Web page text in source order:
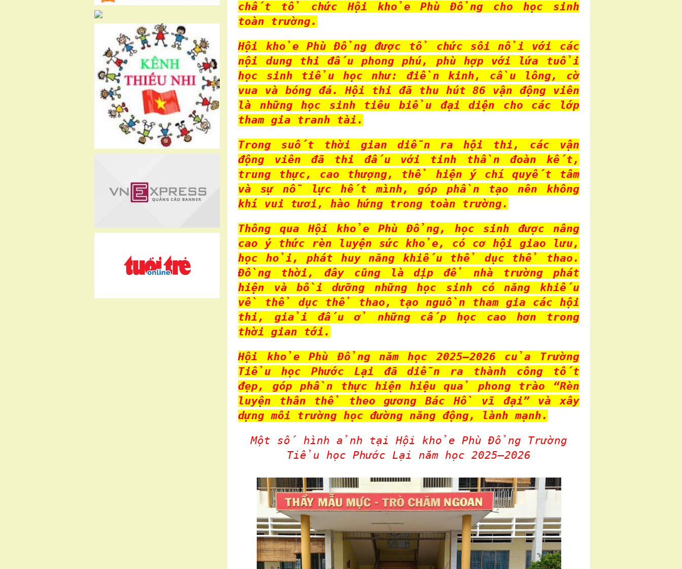
chất tổ chức Hội khỏe Phù Đổng cho học sinh
toàn trường.
Hội khỏe Phù Đổng được tổ chức sôi nổi với các
nội dung thi đấu phong phú, phù hợp với lứa tuổi
học sinh tiểu học như: điền kinh, cầu lông, cờ
vua và bóng đá. Hội thi đã thu hút 86 vận động viên
là những học sinh tiêu biểu đại diện cho các lớp
tham gia tranh tài.
Trong suốt thời gian diễn ra hội thi, các vận
động viên đã thi đấu với tinh thần đoàn kết,
trung thực, cao thượng, thể hiện ý chí quyết tâm
và sự nỗ lực hết mình, góp phần tạo nên không
khí vui tươi, hào hứng trong toàn trường.
Thông qua Hội khỏe Phù Đổng, học sinh được nâng
cao ý thức rèn luyện sức khỏe, có cơ hội giao lưu,
học hỏi, phát huy năng khiếu thể dục thể thao.
Đồng thời, đây cũng là dịp để nhà trường phát
hiện và bồi dưỡng những học sinh có năng khiếu
về thể dục thể thao, tạo nguồn tham gia các hội
thi, giải đấu ở những cấp học cao hơn trong
thời gian tới.
Hội khỏe Phù Đổng năm học 2025–2026 của Trường
Tiểu học Phước Lại đã diễn ra thành công tốt
đẹp, góp phần thực hiện hiệu quả phong trào
“Rèn
luyện thân thể theo gương Bác Hồ vĩ đại” và xây
dựng môi trường học đường năng động, lành mạnh.
Một số hình ảnh tại Hội khỏe Phù Đổng Trường
Tiểu học Phước Lại năm học 2025–2026